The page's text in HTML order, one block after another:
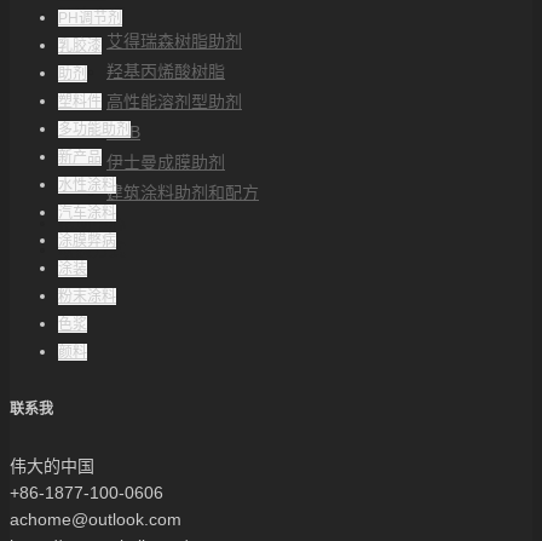
解决方案
艾得瑞森树脂助剂
羟基丙烯酸树脂
高性能溶剂型助剂
CAB
伊士曼成膜助剂
建筑涂料助剂和配方
帮助中心
联系方式
PH调节剂
乳胶漆
助剂
塑料件
多功能助剂
新产品
水性涂料
汽车涂料
涂膜弊病
涂装
粉末涂料
色浆
颜料
联系我
伟大的中国
+86-1877-100-0606
achome@outlook.com